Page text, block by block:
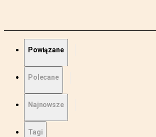
Powiązane
Polecane
Najnowsze
Tagi